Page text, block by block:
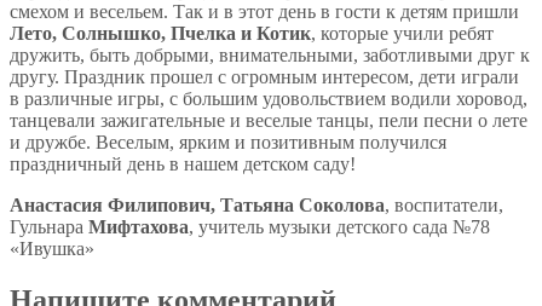
смехом и весельем. Так и в этот день в гости к детям пришли
Лето, Солнышко, Пчелка и Котик, которые учили ребят
дружить, быть добрыми, внимательными, заботливыми друг к
другу. Праздник прошел с огромным интересом, дети играли
в различные игры, с большим удовольствием водили хоровод,
танцевали зажигательные и веселые танцы, пели песни о лете
и дружбе. Веселым, ярким и позитивным получился
праздничный день в нашем детском саду!
Анастасия Филипович, Татьяна Соколова, воспитатели,
Гульнара Мифтахова, учитель музыки детского сада №78
«Ивушка»
Напишите комментарий